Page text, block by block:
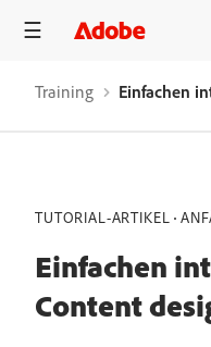
Training Einfachen
TUTORIAL-ARTIKEL
Einfachen
Content